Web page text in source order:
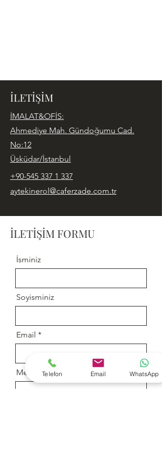
İLETİŞİM
İMALAT&OFİS:
Ahmediye Mah. Gündoğumu Cad.
No:12
Üsküdar/İstanbul
+90-545 337 1 337
aytekinerol@caferzade.com.tr
İLETİŞİM FORMU
İsminiz
Soyisminiz
Email
MesajınızTelefon Email WhatsApp